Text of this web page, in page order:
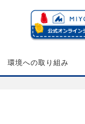
環境への取り組み